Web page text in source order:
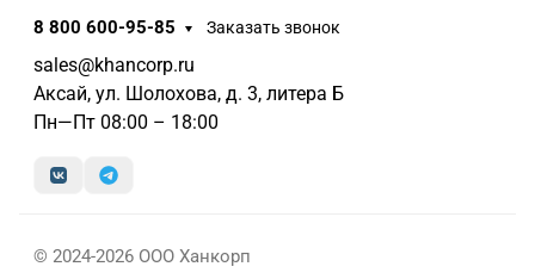
8 800 600-95-85 Заказать звонок
sales@khancorp.ru
Аксай, ул. Шолохова, д. 3, литера Б
Пн—Пт 08:00 – 18:00
© 2024-2026 ООО Ханкорп